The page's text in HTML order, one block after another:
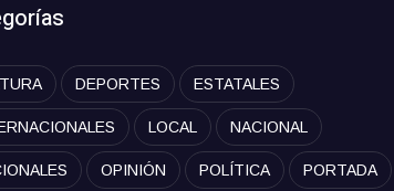
DEPORTES ESTATALES
LOCAL NACIONAL
OPINIÓN POLÍTICA PORTADA